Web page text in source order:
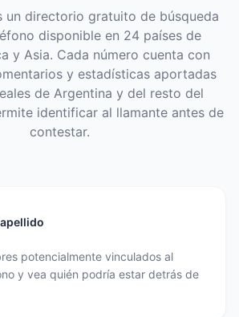
un directorio gratuito de búsqueda
disponible en 24 países de
y Asia. Cada número cuenta con
y estadísticas aportadas
de Argentina y del resto del
identificar al llamante antes de
contestar.
potencialmente vinculados al
y vea quién podría estar detrás de